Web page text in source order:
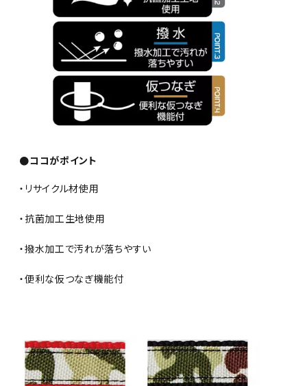
●ココがポイント
・リサイクル材使用
・抗菌加工生地使用
・撥水加工で汚れが落ちやすい
・便利な仮つなぎ機能付